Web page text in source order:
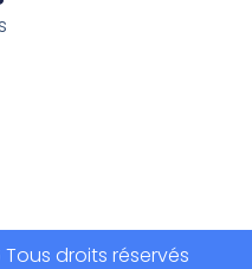
droits réservés